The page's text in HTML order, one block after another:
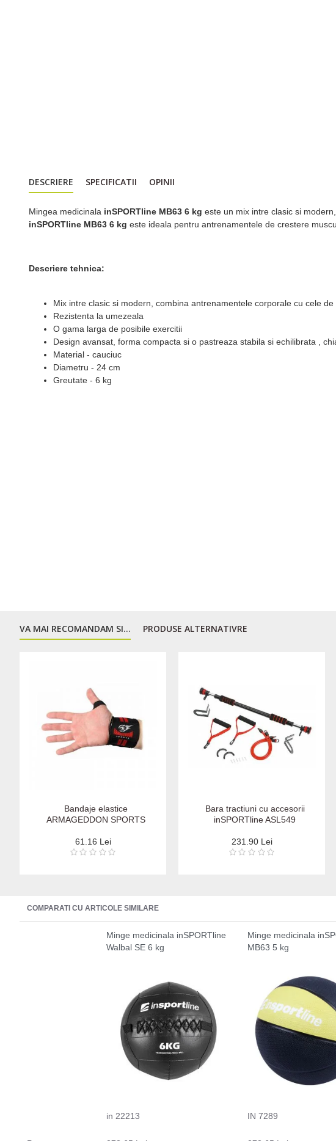
DESCRIERE SPECIFICATII OPINII
Mingea medicinala inSPORTline MB63 6 kg este un mix intre clasic si
inSPORTline MB63 6 kg este ideala pentru antrenamentele de crestere
Descriere tehnica:
Mix intre clasic si modern, combina antrenamentele corporale cu cele
Rezistenta la umezeala
O gama larga de posibile exercitii
Design avansat, forma compacta si o pastreaza stabila si echilibrata ,
Material - cauciuc
Diametru - 24 cm
Greutate - 6 kg
VA MAI RECOMANDAM SI... PRODUSE ALTERNATIVRE
Bandaje elastice
ARMAGEDDON SPORTS
61.16 Lei
Bara tractiuni cu accesorii
inSPORTline ASL549
231.90 Lei
COMPARATI CU ARTICOLE SIMILARE
Minge medicinala inSPORTline
Walbal SE 6 kg
Minge medicinala
MB63 5 kg
in 22213 IN 7289